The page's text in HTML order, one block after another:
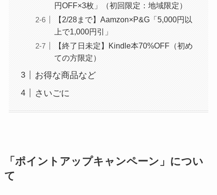
第一生命支店
同居家族を 2人まで
家族会員
として登録できる
➔
追加費用なしで「お急ぎ
便、日時指定無料」を共有
（手順はコチラ
円OFF×3枚」（初回限定：地域限定）
【2/28まで】Aamzon×P&G「5,000円以
上で1,000円引」
【終了日未定】Kindle本70%OFF（初め
ての方限定）
お得な商品など
さいごに
「ポイントアップキャンペーン」につい
て